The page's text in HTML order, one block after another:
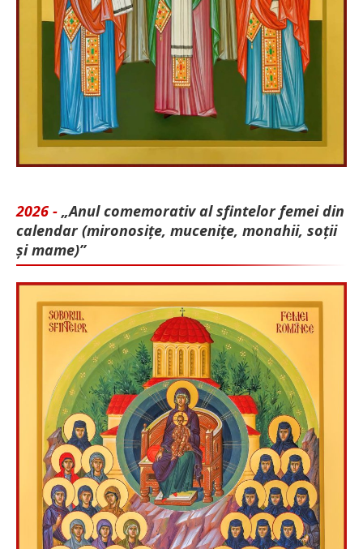
2026 - „Anul comemorativ al sfintelor femei din
calendar (mironosițe, mu­cenițe, monahii, soții
și mame)”